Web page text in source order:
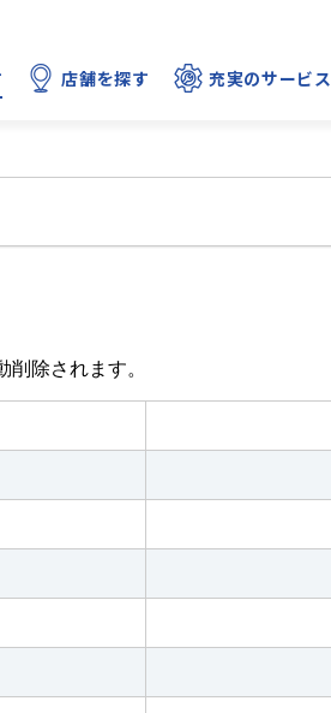
店舗を探す 充実のサービス
除されます。